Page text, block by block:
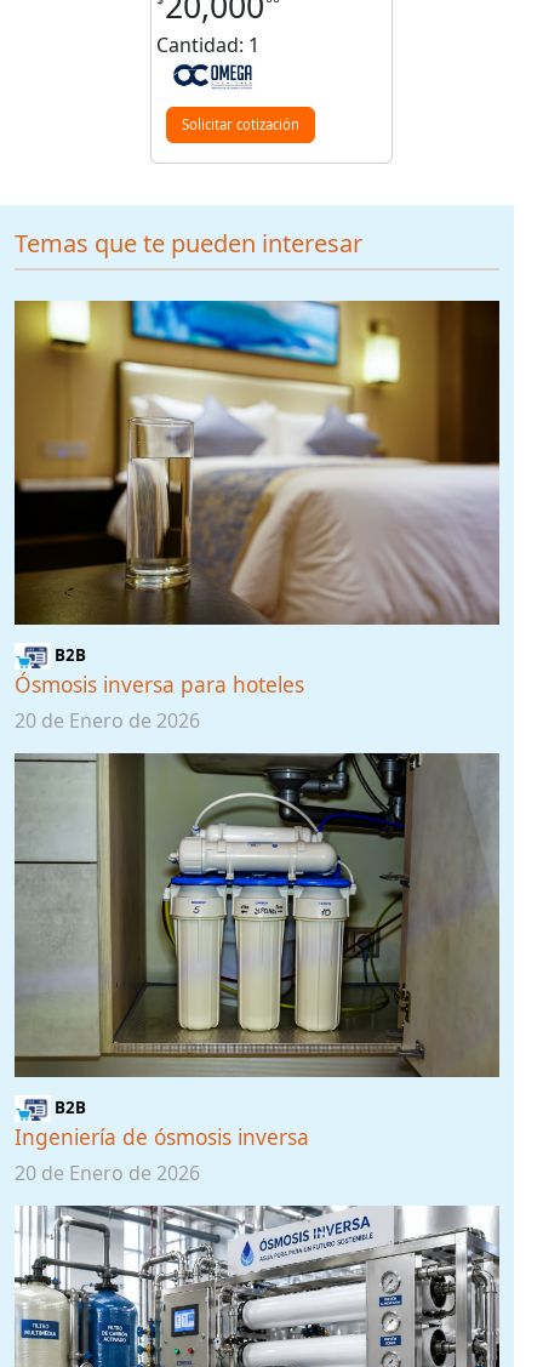
Cantidad: 1
Solicitar cotización
Temas que te pueden interesar
B2B
Ósmosis inversa para hoteles
20 de Enero de 2026
B2B
Ingeniería de ósmosis inversa
20 de Enero de 2026